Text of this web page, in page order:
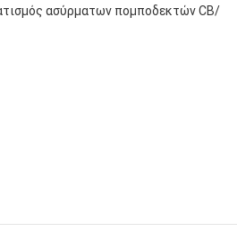
ασύρματων πομποδεκτών CB/